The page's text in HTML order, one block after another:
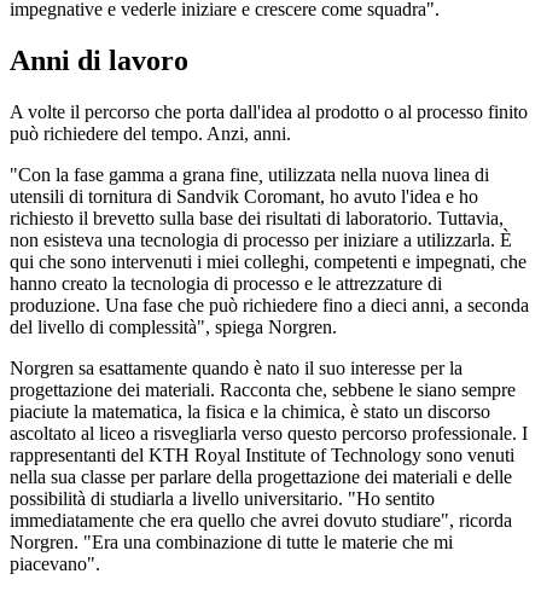
impegnative e vederle iniziare e crescere come squadra".
Anni di lavoro
A volte il percorso che porta dall'idea al prodotto o al processo finito
può richiedere del tempo. Anzi, anni.
"Con la fase gamma a grana fine utilizzata nella nuova linea di
utensili di tornitura di Sandvik Coromant, ho avuto l'idea e ho
richiesto il brevetto sulla base dei risultati di laboratorio. Tuttavia,
non esisteva una tecnologia di processo per iniziare a utilizzarla. È
qui che sono intervenuti i miei colleghi, competenti e impegnati, che
hanno creato la tecnologia di processo e le attrezzature di
produzione. Una fase che può richiedere fino a dieci anni, a seconda
del livello di complessità", spiega Norgren.
Norgren sa esattamente quando è nato il suo interesse per la
progettazione dei materiali. Racconta che, sebbene le siano sempre
piaciute la matematica, la fisica e la chimica, è stato un discorso
ascoltato al liceo a risvegliarla verso questo percorso professionale. I
rappresentanti del KTH Royal Institute of Technology sono venuti
nella sua classe per parlare della progettazione dei materiali e delle
possibilità di studiarla a livello universitario. "Ho sentito
immediatamente che era quello che avrei dovuto studiare", ricorda
Norgren. "Era una combinazione di tutte le materie che mi
piacevano".